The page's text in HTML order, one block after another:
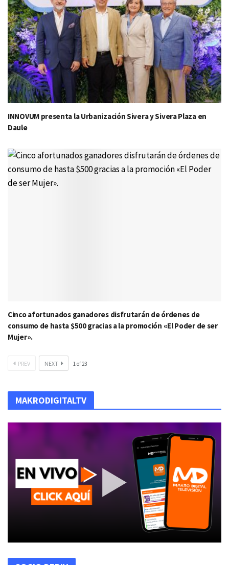
INNOVUM presenta la Urbanización Sivera y Sivera Plaza en
Daule
Cinco afortunados ganadores disfrutarán de órdenes de
consumo de hasta $500 gracias a la promoción «El Poder de ser
Mujer».
PREV NEXT 1of23
MAKRODIGITALTV